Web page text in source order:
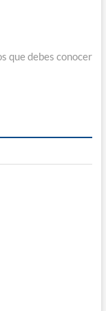
que debes conocer